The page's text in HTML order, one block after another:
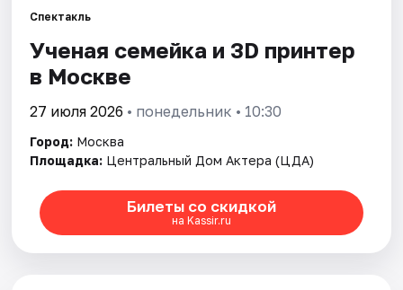
Города
Площадки
Рейтинги
Спектакль
Ученая семейка и 3D принтер
в Москве
27 июля 2026 • понедельник • 10:30
Город: Москва
Площадка: Центральный Дом Актера (ЦДА)
Билеты со скидкой
на Kassir.ru